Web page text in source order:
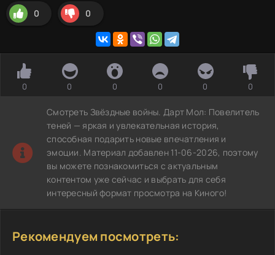
0 0
0 0 0 0 0 0
Смотреть Звёздные войны. Дарт Мол: Повелитель
теней — яркая и увлекательная история,
способная подарить новые впечатления и
эмоции. Материал добавлен 11-06-2026, поэтому
вы можете познакомиться с актуальным
контентом уже сейчас и выбрать для себя
интересный формат просмотра на Киного!
Рекомендуем посмотреть: